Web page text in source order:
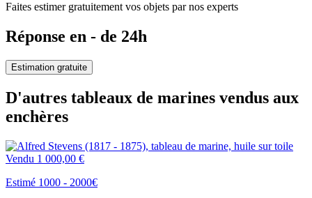
Faites estimer gratuitement vos objets par nos experts
Réponse en - de 24h
Estimation gratuite
D'autres tableaux de marines vendus aux
enchères
Vendu 1 000,00 €
Estimé 1000 - 2000€